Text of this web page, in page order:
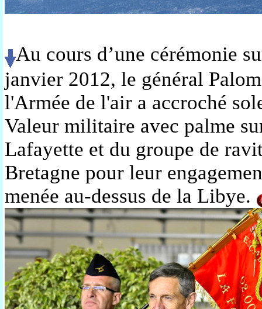
Au cours d’une cérémonie
janvier 2012, le général
l'Armée de l'air a accroché
Valeur militaire avec palme
Lafayette et du groupe de
Bretagne pour leur
menée au-dessus de la Libye.